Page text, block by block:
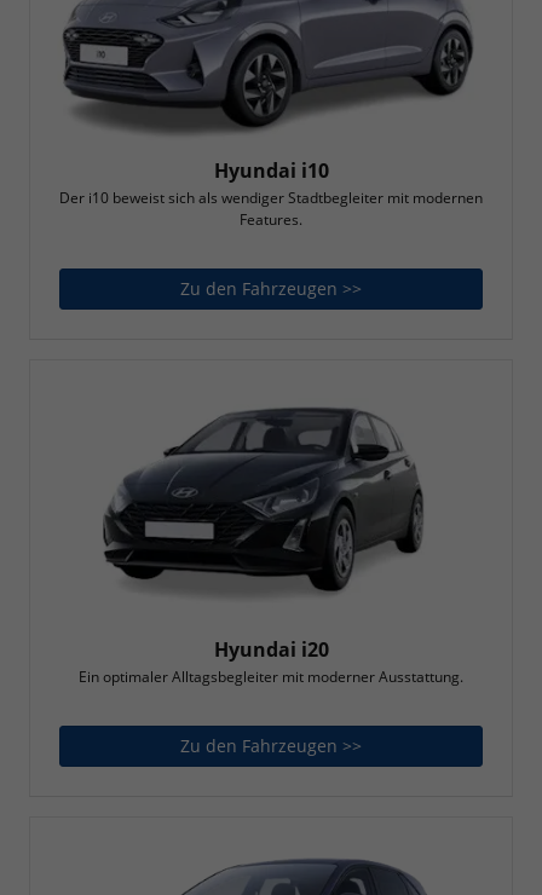
Hyundai i10
Der i10 beweist sich als wendiger Stadtbegleiter mit modernen
Features.
Zu den Fahrzeugen >>
Hyundai i20
Ein optimaler Alltagsbegleiter mit moderner Ausstattung.
Zu den Fahrzeugen >>